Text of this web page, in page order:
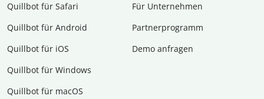
Quillbot für Safari
Quillbot für Android
Quillbot für iOS
Quillbot für Windows
Quillbot für macOS
Für Unternehmen
Partnerprogramm
Demo anfragen